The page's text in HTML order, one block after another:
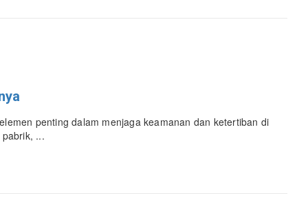
penting dalam menjaga keamanan dan ketertiban di
...